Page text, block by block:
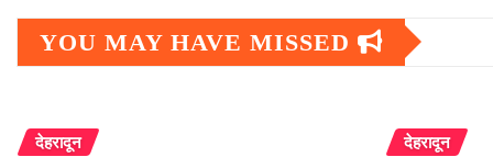
YOU MAY HAVE MISSED
देहरादून देहरादून